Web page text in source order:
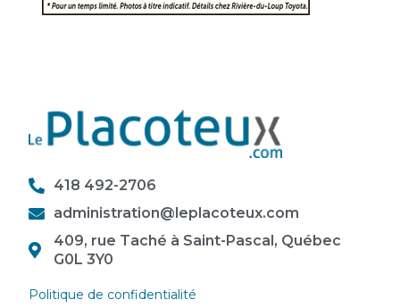
418 492-2706
administration@leplacoteux.com
409, rue Taché à Saint-Pascal, Québec
G0L 3Y0
Politique de confidentialité